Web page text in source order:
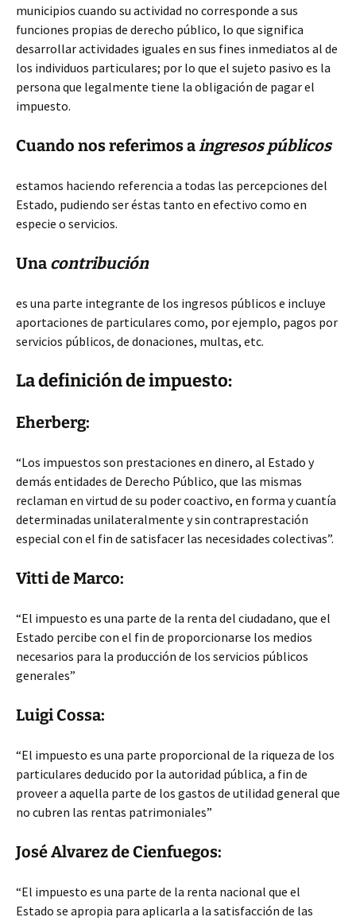
municipios cuando su actividad no corresponde a sus
funciones propias de derecho público, lo que significa
desarrollar actividades iguales en sus fines inmediatos al de
los individuos particulares; por lo que el sujeto pasivo es la
persona que legalmente tiene la obligación de pagar el
impuesto.
Cuando nos referimos aingresos públicos
estamos haciendo referencia a todas las percepciones del
Estado, pudiendo ser éstas tanto en efectivo como en
especie o servicios.
Una contribución
es una parte integrante de los ingresos públicos e incluye
aportaciones de particulares como, por ejemplo, pagos por
servicios públicos, de donaciones, multas, etc.
La definición de impuesto:
Eherberg:
“Los impuestos son prestaciones en dinero, al Estado y
demás entidades de Derecho Público, que las mismas
reclaman en virtud de su poder coactivo, en forma y cuantía
determinadas unilateralmente y sin contraprestación
especial con el fin de satisfacer las necesidades colectivas”.
Vitti de Marco:
“El impuesto es una parte de la renta del ciudadano, que el
Estado percibe con el fin de proporcionarse los medios
necesarios para la producción de los servicios públicos
generales”
Luigi Cossa:
“El impuesto es una parte proporcional de la riqueza de los
particulares deducido por la autoridad pública, a fin de
proveer a aquella parte de los gastos de utilidad general que
no cubren las rentas patrimoniales”
José Alvarez de Cienfuegos:
“El impuesto es una parte de la renta nacional que el
Estado se apropia para aplicarla a la satisfacción de las